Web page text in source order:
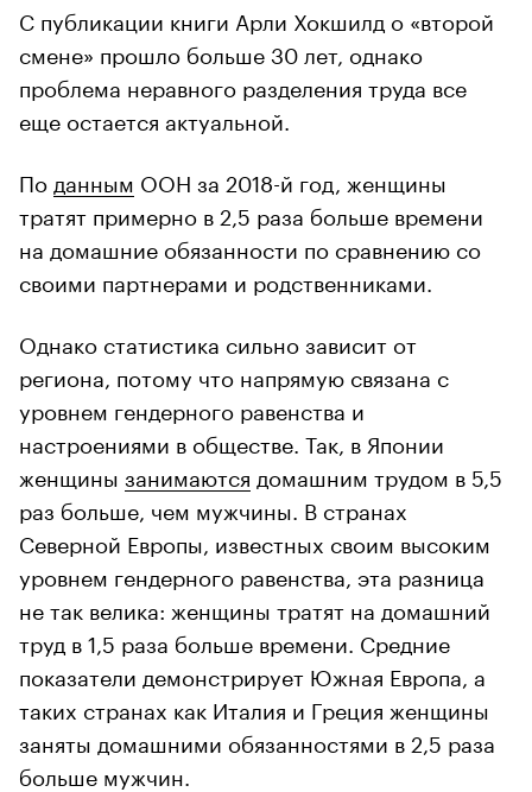
С публикации книги Арли Хокшилд о «второй
смене» прошло больше 30 лет, однако
проблема неравного разделения труда все
еще остается актуальной.
По данным ООН за 2018-й год, женщины
тратят примерно в 2,5 раза больше времени
на домашние обязанности по сравнению со
своими партнерами и родственниками.
Однако статистика сильно зависит от
региона, потому что напрямую связана с
уровнем гендерного равенства и
настроениями в обществе. Так, в Японии
женщины занимаются домашним трудом в 5,5
раз больше, чем мужчины. В странах
Северной Европы, известных своим высоким
уровнем гендерного равенства, эта разница
не так велика: женщины тратят на домашний
труд в 1,5 раза больше времени. Средние
показатели демонстрирует Южная Европа, а
таких странах как Италия и Греция женщины
заняты домашними обязанностями в 2,5 раза
больше мужчин.